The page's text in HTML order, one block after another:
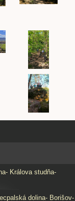
Králova studňa-
dolina- Borišov-